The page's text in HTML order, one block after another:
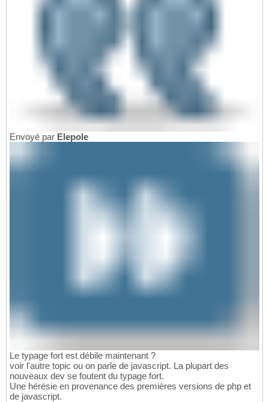
Envoyé par Elepole
Le typage fort est débile maintenant ?
voir l'autre topic ou on parle de javascript. La plupart des
nouveaux dev se foutent du typage fort.
Une hérésie en provenance des premières versions de php et
de javascript.